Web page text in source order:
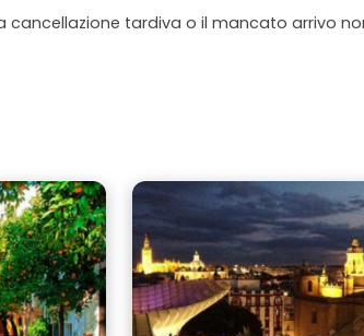
tardiva o il mancato arrivo